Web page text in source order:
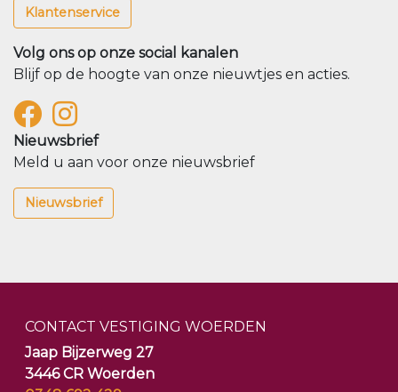
Klantenservice
Volg ons op onze social kanalen
Blijf op de hoogte van onze nieuwtjes en acties.
Nieuwsbrief
Meld u aan voor onze nieuwsbrief
Nieuwsbrief
CONTACT VESTIGING WOERDEN
Jaap Bijzerweg 27
3446 CR Woerden